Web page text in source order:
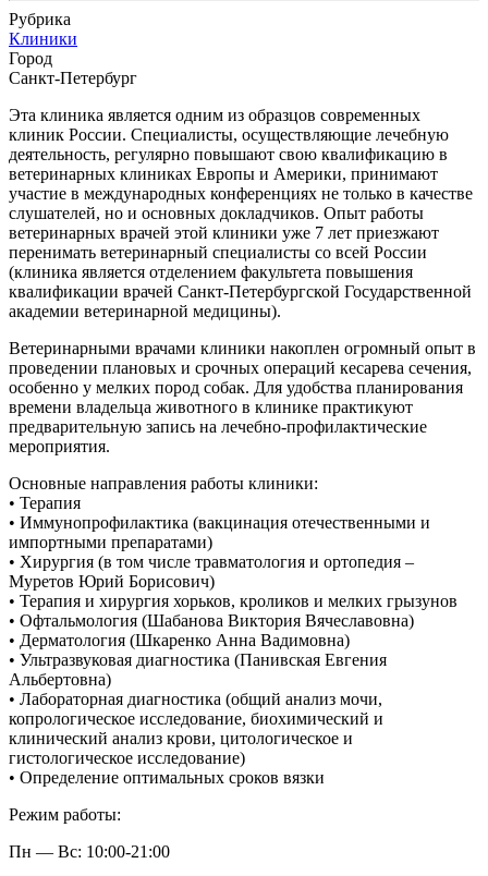
Рубрика
Клиники
Город
Санкт-Петербург
Эта клиника является одним из образцов современных
клиник России. Специалисты, осуществляющие лечебную
деятельность, регулярно повышают свою квалификацию в
ветеринарных клиниках Европы и Америки, принимают
участие в международных конференциях не только в качестве
слушателей, но и основных докладчиков. Опыт работы
ветеринарных врачей этой клиники уже 7 лет приезжают
перенимать ветеринарный специалисты со всей России
(клиника является отделением факультета повышения
квалификации врачей Санкт-Петербургской Государственной
академии ветеринарной медицины).
Ветеринарными врачами клиники накоплен огромный опыт в
проведении плановых и срочных операций кесарева сечения,
особенно у мелких пород собак. Для удобства планирования
времени владельца животного в клинике практикуют
предварительную запись на лечебно-профилактические
мероприятия.
Основные направления работы клиники:
• Терапия
• Иммунопрофилактика (вакцинация отечественными и
импортными препаратами)
• Хирургия (в том числе травматология и ортопедия –
Муретов Юрий Борисович)
• Терапия и хирургия хорьков, кроликов и мелких грызунов
• Офтальмология (Шабанова Виктория Вячеславовна)
• Дерматология (Шкаренко Анна Вадимовна)
• Ультразвуковая диагностика (Панивская Евгения
Альбертовна)
• Лабораторная диагностика (общий анализ мочи,
копрологическое исследование, биохимический и
клинический анализ крови, цитологическое и
гистологическое исследование)
• Определение оптимальных сроков вязки
Режим работы:
Пн — Вс: 10:00-21:00